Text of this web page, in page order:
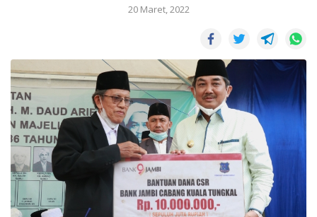
20 Maret, 2022